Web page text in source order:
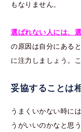
もなりません。
選ばれない人には、
の原因は自分にある
に注力しましょう。
妥協することは
うまくいかない時に
うがいいのかなと思